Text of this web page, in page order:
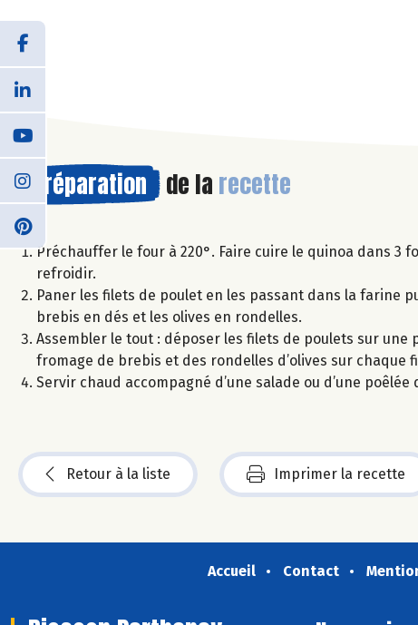
Préparation de la recette
Préchauffer le four à 220°. Faire cuire le quinoa dans 3
refroidir.
Paner les filets de poulet en les passant dans la farine
brebis en dés et les olives en rondelles.
Assembler le tout : déposer les filets de poulets sur
fromage de brebis et des rondelles d’olives sur chaque
Servir chaud accompagné d’une salade ou d’une
Retour à la liste Imprimer la recette
Accueil Contact